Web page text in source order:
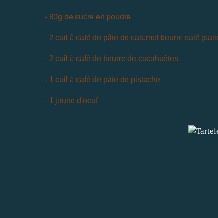
- 80g de sucre en poudre
- 2 cuil à café de pâte de caramel beurre salé
- 2 cuil à café de beurre de cacahuètes
- 1 cuil à café de pâte de pistache
- 1 jaune d'oeuf